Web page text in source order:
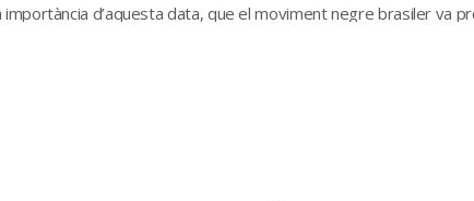
importància d’aquesta data, que el moviment negre brasiler va